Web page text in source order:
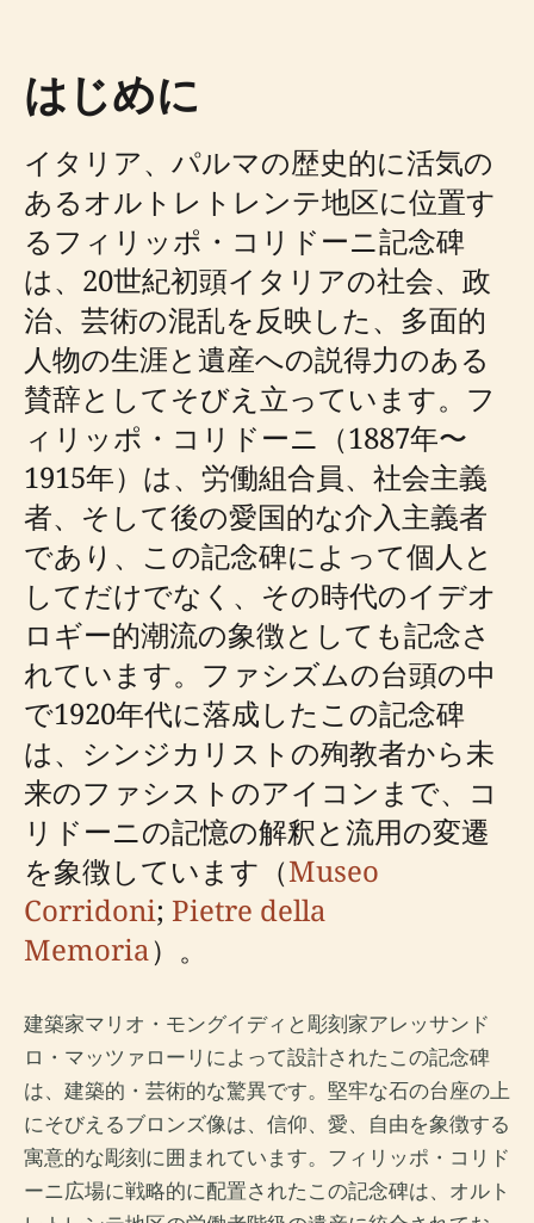
はじめに
イタリア、パルマの歴史的に活気の
あるオルトレトレンテ地区に位置す
るフィリッポ・コリドーニ記念碑
は、20世紀初頭イタリアの社会、政
治、芸術の混乱を反映した、多面的
人物の生涯と遺産への説得力のある
賛辞としてそびえ立っています。フ
ィリッポ・コリドーニ（1887年〜
1915年）は、労働組合員、社会主義
者、そして後の愛国的な介入主義者
であり、この記念碑によって個人と
してだけでなく、その時代のイデオ
ロギー的潮流の象徴としても記念さ
れています。ファシズムの台頭の中
で1920年代に落成したこの記念碑
は、シンジカリストの殉教者から未
来のファシストのアイコンまで、コ
リドーニの記憶の解釈と流用の変遷
を象徴しています（Museo
Corridoni; Pietre della
Memoria）。
建築家マリオ・モングイディと彫刻家アレッサンド
ロ・マッツァローリによって設計されたこの記念碑
は、建築的・芸術的な驚異です。堅牢な石の台座の上
にそびえるブロンズ像は、信仰、愛、自由を象徴する
寓意的な彫刻に囲まれています。フィリッポ・コリド
ーニ広場に戦略的に配置されたこの記念碑は、オルト